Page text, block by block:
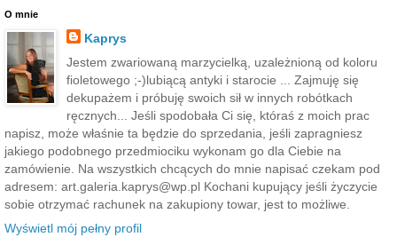
O mnie
Kaprys
Jestem zwariowaną marzycielką, uzależnioną od koloru
fioletowego ;-)lubiącą antyki i starocie ... Zajmuję się
dekupażem i próbuję swoich sił w innych robótkach
ręcznych... Jeśli spodobała Ci się, któraś z moich prac
napisz, może właśnie ta będzie do sprzedania, jeśli zapragniesz
jakiego podobnego przedmiociku wykonam go dla Ciebie na
zamówienie. Na wszystkich chcących do mnie napisać czekam pod
adresem: art.galeria.kaprys@wp.pl Kochani kupujący jeśli życzycie
sobie otrzymać rachunek na zakupiony towar, jest to możliwe.
Wyświetl mój pełny profil